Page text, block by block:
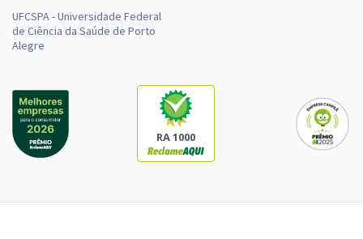
UFCSPA - Universidade Federal
de Ciência da Saúde de Porto
Alegre
RA 1000